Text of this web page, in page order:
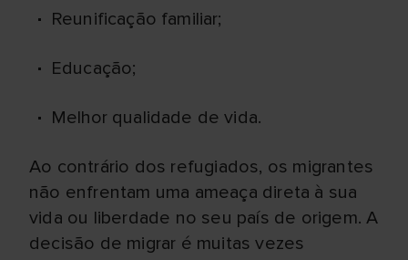
Reunificação familiar;
Educação;
Melhor qualidade de vida.
Ao contrário dos refugiados, os migrantes
não enfrentam uma ameaça direta à sua
vida ou liberdade no seu país de origem. A
decisão de migrar é muitas vezes